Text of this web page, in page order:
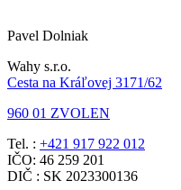
Pavel Dolniak
Wahy s.r.o.
Cesta na Kráľovej 3171/62
960 01 ZVOLEN
Tel. : +421 917 922 012
IČO: 46 259 201
DIČ : SK 2023300136